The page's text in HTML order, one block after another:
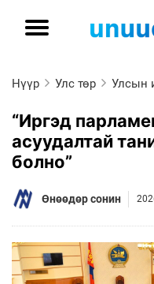
Нүүр Улс төр Улсын
“Иргэд
асуудалтай
болно”
Өнөөдөр сонин